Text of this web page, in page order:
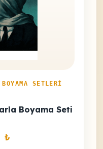
SETLERI
Boyama Seti
₺